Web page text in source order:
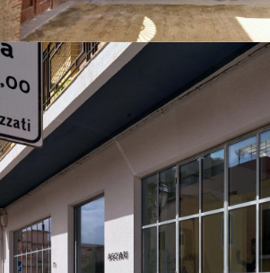
Villa M
Infissi: sistema in alluminio a taglio termico
65
Finitura alluminio: NOIR 100
Finitura accessori: NOIR 100 in tinta con